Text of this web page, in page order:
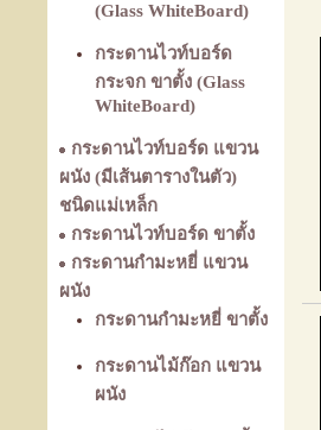
(Glass WhiteBoard)
กระดานไวท์บอร์ด
กระจก ขาตั้ง (Glass
WhiteBoard)
กระดานไวท์บอร์ด แขวน
ผนัง (มีเส้นตารางในตัว)
ชนิดแม่เหล็ก
กระดานไวท์บอร์ด ขาตั้ง
กระดานกำมะหยี่ แขวน
ผนัง
กระดานกำมะหยี่ ขาตั้ง
กระดานไม้ก๊อก แขวน
ผนัง